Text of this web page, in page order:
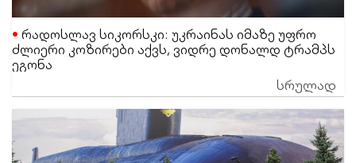
რადოსლავ სიკორსკი: უკრაინას იმაზე უფრო
ძლიერი კოზირები აქვს, ვიდრე დონალდ ტრამპს
ეგონა
სრულად